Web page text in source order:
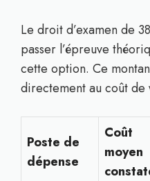
Le droit d’examen de
passer l’épreuve
cette option. Ce
directement au coût de
Poste de
dépense
Coût
moyen